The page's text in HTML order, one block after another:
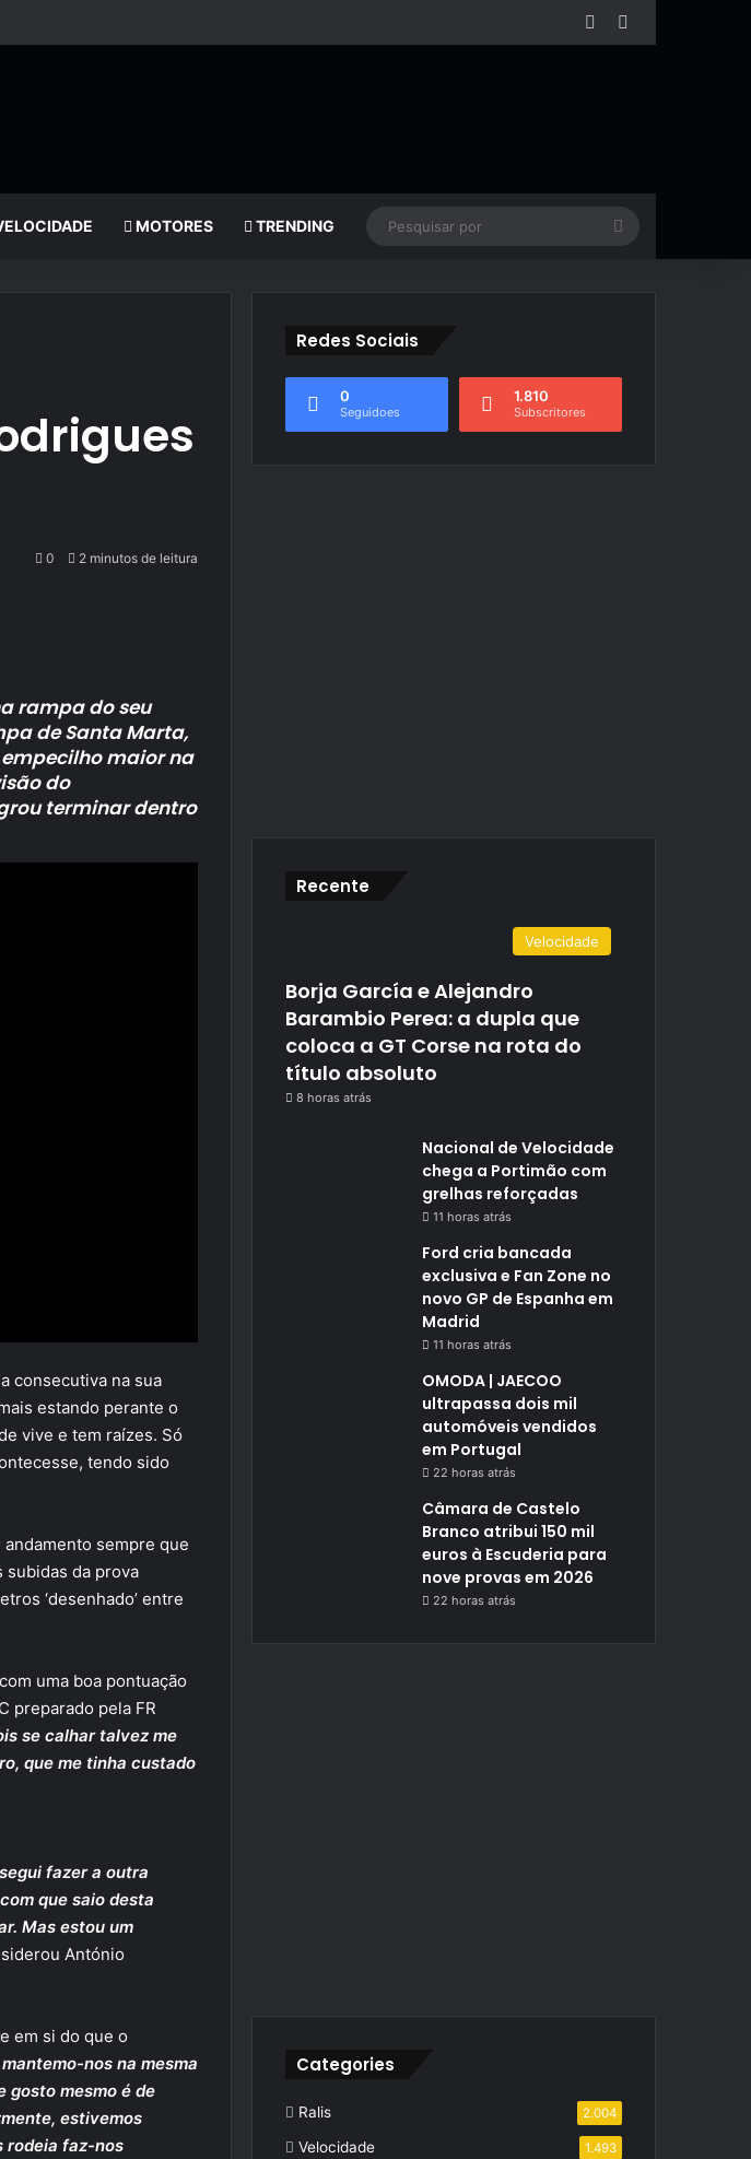
Facebook
MOTORES TRENDING
Pesquisar
0 2 minutos de leitura
rampa do seu
de Santa Marta,
empecilho maior na
do
terminar dentro
consecutiva na sua
estando perante o
vive e tem raízes. Só
tendo sido
sempre que
da prova
‘desenhado’ entre
uma boa pontuação
preparado pela FR
se calhar talvez me
que me tinha custado
fazer a outra
que saio desta
Mas estou um
António
em si do que o
nos na mesma
gosto mesmo é de
estivemos
rodeia faz-nos
Redes Sociais
0
Seguidoes
1.810
Subscritores
Recente
Velocidade
Borja García e Alejandro
Barambio Perea: a dupla que
coloca a GT Corse na rota do
título absoluto
8 horas atrás
Nacional de Velocidade
chega a Portimão com
grelhas reforçadas
11 horas atrás
Ford cria bancada
exclusiva e Fan Zone no
novo GP de Espanha em
Madrid
11 horas atrás
OMODA | JAECOO
ultrapassa dois mil
automóveis vendidos
em Portugal
22 horas atrás
Câmara de Castelo
Branco atribui 150 mil
euros à Escuderia para
nove provas em 2026
22 horas atrás
Categories
Ralis 2.004
Velocidade 1.493